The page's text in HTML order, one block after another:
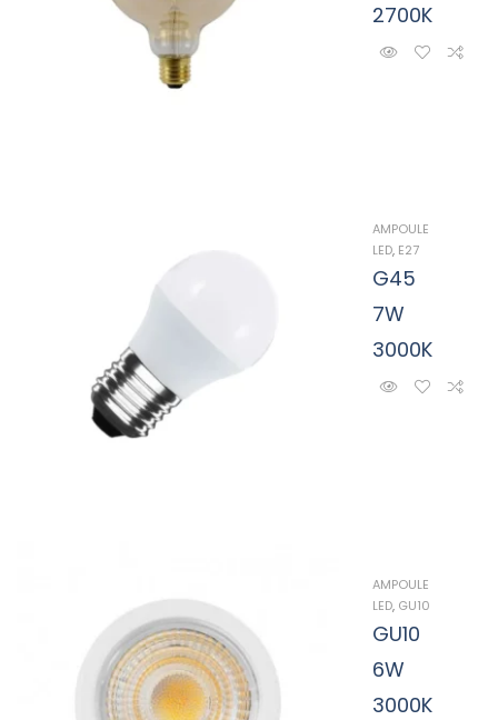
2700K
AMPOULE
LED, E27
G45
7W
3000K
AMPOULE
LED, GU10
GU10
6W
3000K